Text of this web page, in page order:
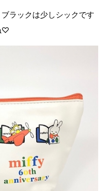
ラックは少しシックです
♡